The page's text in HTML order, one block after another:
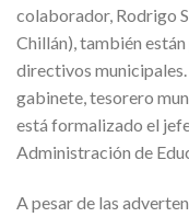
colaborador, Rodrigo
Chillán), también
directivos municipales.
gabinete, tesorero
está formalizado el
Administración de
A pesar de las